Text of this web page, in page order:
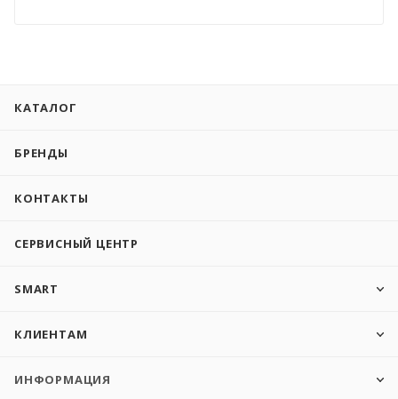
КАТАЛОГ
БРЕНДЫ
КОНТАКТЫ
СЕРВИСНЫЙ ЦЕНТР
SMART
КЛИЕНТАМ
ИНФОРМАЦИЯ